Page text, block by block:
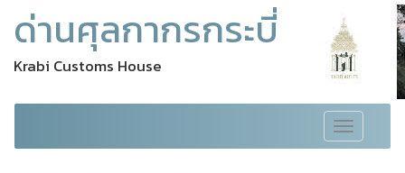
ด่านศุลกากรกระบี่
Krabi Customs House
Toggle
navigation